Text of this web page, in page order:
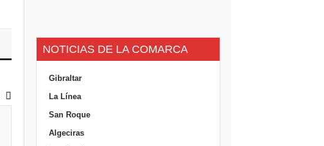
NOTICIAS DE LA COMARCA
Gibraltar
La Línea
San Roque
Algeciras